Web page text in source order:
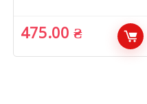
475.00₴